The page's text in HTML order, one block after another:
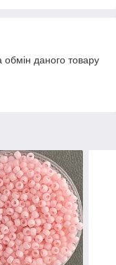
даного товару